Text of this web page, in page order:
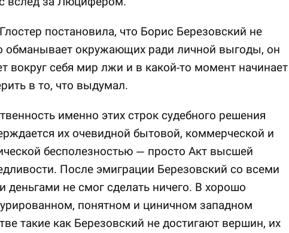
постановила, что Борис Березовский не
обманывает окружающих ради личной выгоды, он
вокруг себя мир лжи и в какой-то момент начинает
в то, что выдумал.
именно этих строк судебного решения
их очевидной бытовой, коммерческой и
бесполезностью — просто Акт высшей
После эмиграции Березовский со всеми
деньгами не смог сделать ничего. В хорошо
понятном и циничном западном
такие как Березовский не достигают вершин, их